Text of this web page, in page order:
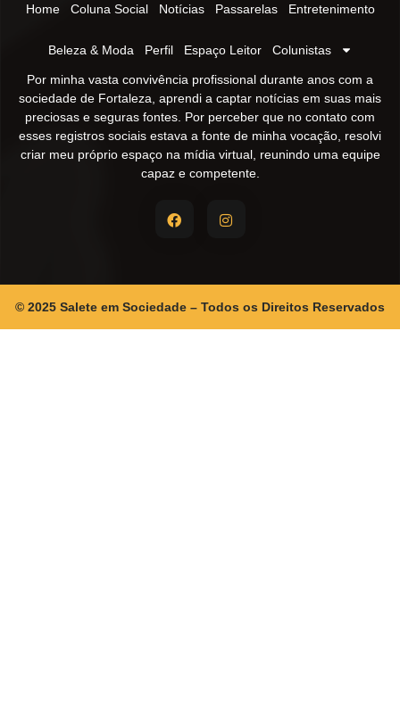
Home Coluna Social Notícias Passarelas Entretenimento
Beleza & Moda Perfil Espaço Leitor Colunistas
Por minha vasta convivência profissional durante anos com a
sociedade de Fortaleza, aprendi a captar notícias em suas mais
preciosas e seguras fontes. Por perceber que no contato com
esses registros sociais estava a fonte de minha vocação, resolvi
criar meu próprio espaço na mídia virtual, reunindo uma equipe
capaz e competente.
© 2025 Salete em Sociedade – Todos os Direitos Reservados